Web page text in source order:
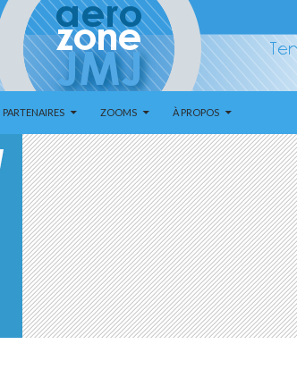
PARTENAIRES ZOOMS À PROPOS